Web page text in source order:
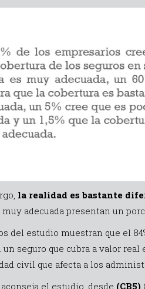
la realidad es bastante
adecuada presentan un
del estudio muestran que el
se­guro que cubra a valor
civil que afecta a los
el estudio, desde (CB5)